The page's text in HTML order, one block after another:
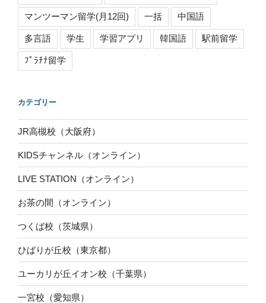
マンツーマン留学(月12回) 一括 中国語
多言語 学生 学習アプリ 韓国語 駅前留学
ﾌﾟﾗﾁﾅ留学
カテゴリー
JR高槻校（大阪府）
KIDSチャンネル（オンライン）
LIVE STATION（オンライン）
お茶の間（オンライン）
つくば校（茨城県）
ひばりが丘校（東京都）
ユーカリが丘イオン校（千葉県）
一宮校（愛知県）